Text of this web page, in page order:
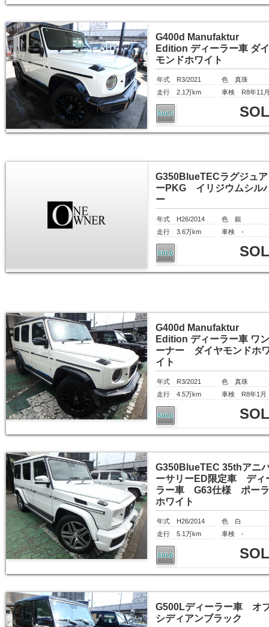
G400d Manufaktur
Edition ディーラー車 ダ
モンドホワイト
年式 R3/2021
走行 2.1万km
色 真珠
車検 R8年11
G350BlueTECラグジュ
ーPKG イリジウムシル
ー
年式 H26/2014
走行 3.6万km
色 銀
車検 -
G400d Manufaktur
Edition ディーラー車 ワ
ーナー ダイヤモンドホ
イト
年式 R3/2021
走行 4.5万km
色 真珠
車検 R8年1月
G350BlueTEC 35thアニ
ーサリーED限定車 ディ
ラー車 G63仕様 ポー
ホワイト
年式 H26/2014
走行 5.1万km
色 白
車検 -
G500Lディーラー車 オ
シディアンブラック